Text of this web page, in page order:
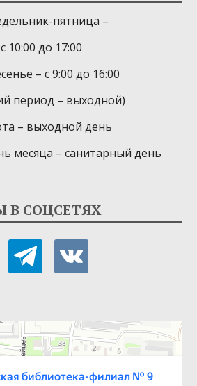
пятница –
с 10:00 до 17:00
– с 9:00 до 16:00
период – выходной)
– выходной день
месяца – санитарный день
В СОЦСЕТЯХ
telegramvkontakte
№ 9